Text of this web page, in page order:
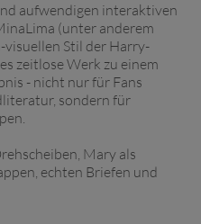
aufwendigen interaktiven
(unter anderem
Stil der Harry-
zeitlose Werk zu einem
- nicht nur für Fans
sondern für
Mary als
echten Briefen und